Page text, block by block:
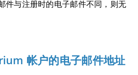
件与注册时的电子邮件不同，则无
帐户的电子邮件地址